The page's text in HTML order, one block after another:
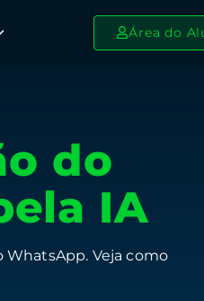
Área do
do
IA
Veja como